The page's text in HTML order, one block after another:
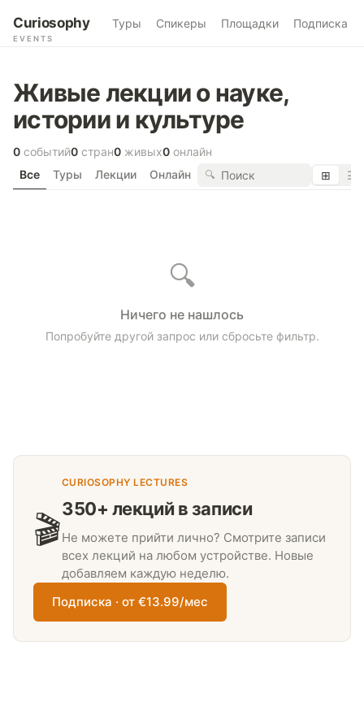
Curiosophy
EVENTS
Туры Спикеры Площадки Подписка
Живые лекции о науке,
истории и культуре
0 событий0 стран0 живых0 онлайн
Все
Туры Лекции Онлайн 🔍 ⊞ ☰
🔍
Ничего не нашлось
Попробуйте другой запрос или сбросьте фильтр.
🎬
CURIOSOPHY LECTURES
350+ лекций в записи
Не можете прийти лично? Смотрите записи
всех лекций на любом устройстве. Новые
добавляем каждую неделю.
Подписка · от €13.99/мес